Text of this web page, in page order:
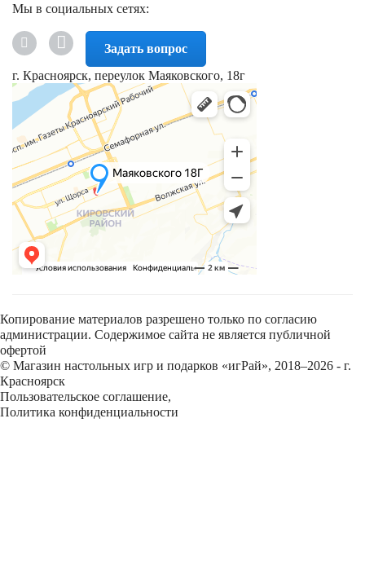
Мы в социальных сетях:
Задать вопрос
г. Красноярск, переулок Маяковского, 18г
Копирование материалов разрешено только по согласию
администрации. Содержимое сайта не является публичной
офертой
© Магазин настольных игр и подарков «игРай», 2018–2026 - г.
Красноярск
Пользовательское соглашение,
Политика конфиденциальности